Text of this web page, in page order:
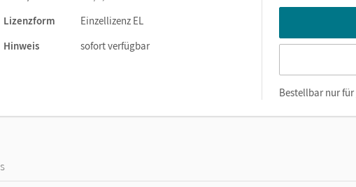
Lizenzform
Einzellizenz EL
Hinweis
sofort verfügbar
Bestellbar nur für